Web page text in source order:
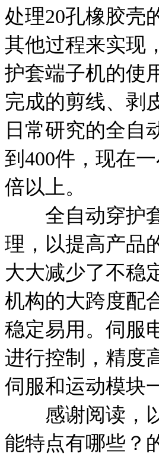
处理20孔橡胶壳
其他过程来实现
护套端子机的使
完成的剪线、剥
日常研究的全自
到400件，现在
倍以上。
全自动穿护套
理，以提高产品
大大减少了不稳
机构的大跨度配
稳定易用。伺服
进行控制，精度
伺服和运动模块
感谢阅读，以
能特点有哪些？